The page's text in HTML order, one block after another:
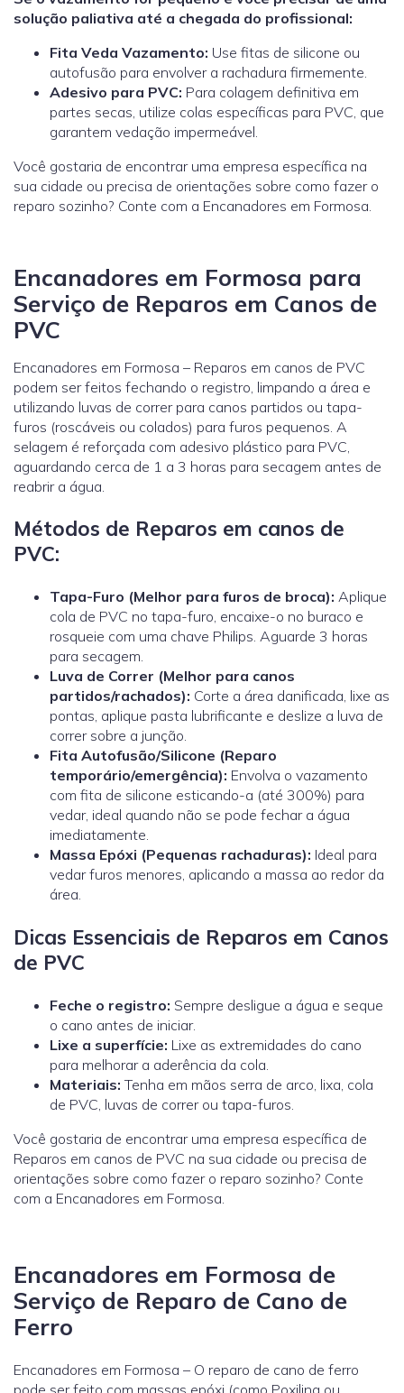
solução paliativa até a chegada do profissional:
Fita Veda Vazamento: Use fitas de silicone ou
autofusão para envolver a rachadura firmemente.
Adesivo para PVC: Para colagem definitiva em
partes secas, utilize colas específicas para PVC, que
garantem vedação impermeável.
Você gostaria de encontrar uma empresa específica na
sua cidade ou precisa de orientações sobre como fazer o
reparo sozinho? Conte com a Encanadores em Formosa.
Encanadores em Formosa para
Serviço de Reparos em Canos de
PVC
Encanadores em Formosa – Reparos em canos de PVC
podem ser feitos fechando o registro, limpando a área e
utilizando luvas de correr para canos partidos ou tapa-
furos (roscáveis ou colados) para furos pequenos. A
selagem é reforçada com adesivo plástico para PVC,
aguardando cerca de 1 a 3 horas para secagem antes de
reabrir a água.
Métodos de Reparos em canos de
PVC:
Tapa-Furo (Melhor para furos de broca): Aplique
cola de PVC no tapa-furo, encaixe-o no buraco e
rosqueie com uma chave Philips. Aguarde 3 horas
para secagem.
Luva de Correr (Melhor para canos
partidos/rachados): Corte a área danificada, lixe as
pontas, aplique pasta lubrificante e deslize a luva de
correr sobre a junção.
Fita Autofusão/Silicone (Reparo
temporário/emergência): Envolva o vazamento
com fita de silicone esticando-a (até 300%) para
vedar, ideal quando não se pode fechar a água
imediatamente.
Massa Epóxi (Pequenas rachaduras): Ideal para
vedar furos menores, aplicando a massa ao redor da
área.
Dicas Essenciais de Reparos em Canos
de PVC
Feche o registro: Sempre desligue a água e seque
o cano antes de iniciar.
Lixe a superfície: Lixe as extremidades do cano
para melhorar a aderência da cola.
Materiais: Tenha em mãos serra de arco, lixa, cola
de PVC, luvas de correr ou tapa-furos.
Você gostaria de encontrar uma empresa específica de
Reparos em canos de PVC na sua cidade ou precisa de
orientações sobre como fazer o reparo sozinho? Conte
com a Encanadores em Formosa.
Encanadores em Formosa de
Serviço de Reparo de Cano de
Ferro
Encanadores em Formosa – O reparo de cano de ferro
pode ser feito com massas epóxi (como Poxilina ou